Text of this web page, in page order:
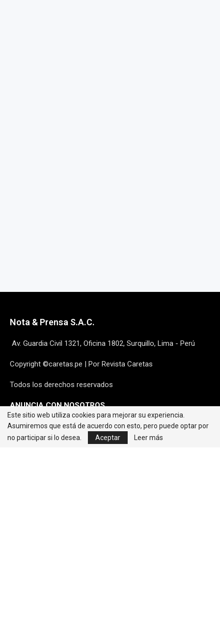
Nota & Prensa S.A.C.
Av. Guardia Civil 1321, Oficina 1802, Surquillo, Lima - Perú
Copyright ©caretas.pe | Por Revista Caretas
Todos los derechos reservados
ANUNCIA CON NOSOTROS
¿TIENES UNA DENUNCIA? ESCRÍBENOS
+51 961-602-710
Este sitio web utiliza cookies para mejorar su experiencia.
Asumiremos que está de acuerdo con esto, pero puede optar por
no participar si lo desea.
Aceptar Leer más